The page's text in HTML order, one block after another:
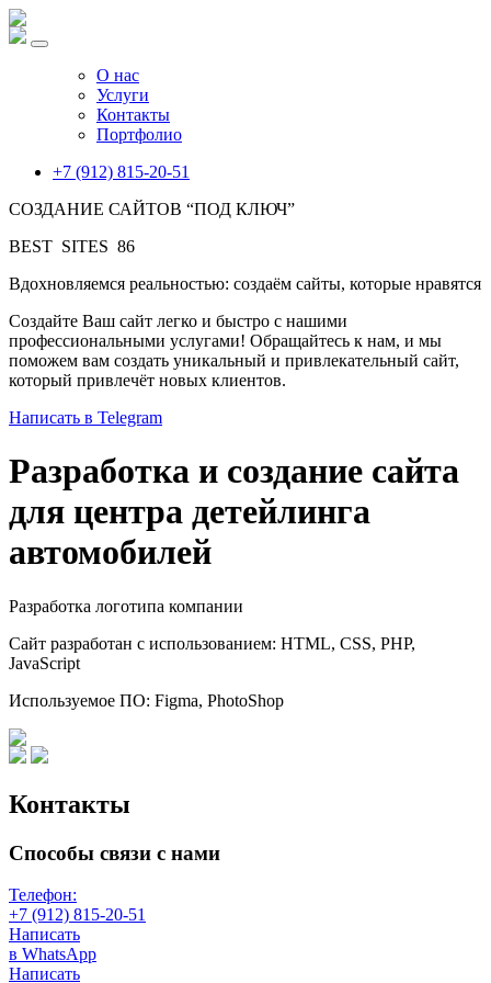
О нас
Услуги
Контакты
Портфолио
+7 (912) 815-20-51
СОЗДАНИЕ САЙТОВ “ПОД КЛЮЧ”
BEST SITES 86
Вдохновляемся реальностью: создаём сайты, которые нравятся
Создайте Ваш сайт легко и быстро с нашими
профессиональными услугами! Обращайтесь к нам, и мы
поможем вам создать уникальный и привлекательный сайт,
который привлечёт новых клиентов.
Написать в Telegram
Разработка и создание сайта
для центра детейлинга
автомобилей
Разработка логотипа компании
Сайт разработан с использованием: HTML, CSS, PHP,
JavaScript
Используемое ПО: Figma, PhotoShop
Контакты
Способы связи с нами
Телефон:
+7 (912) 815-20-51
Написать
в WhatsApp
Написать